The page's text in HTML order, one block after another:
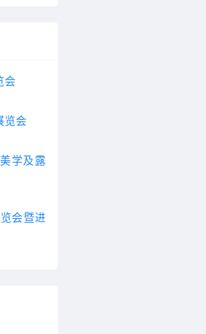
会
览会
学及露
会暨进